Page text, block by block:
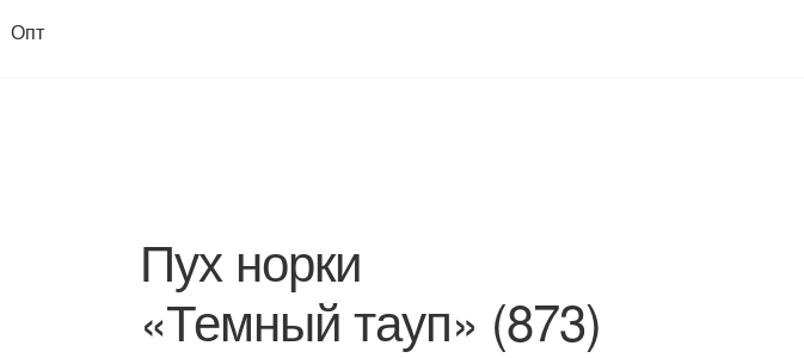
Опт
Пух норки
«Темный тауп» (873)